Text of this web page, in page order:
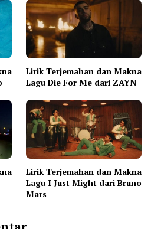
Lirik Terjemahan dan Makna
Lagu Die For Me dari ZAYN
Lirik Terjemahan dan Makna
Lagu I Just Might dari Bruno
Mars